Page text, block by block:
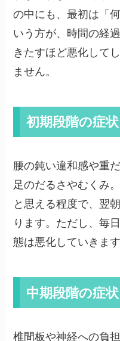
の中にも、最初は「
いう方が、時間の経
きたすほど悪化して
ません。
初期段階の症状
腰の鈍い違和感や重
足のだるさやむくみ
と思える程度で、翌
ります。ただし、毎
態は悪化していきます
中期段階の症状
椎間板や神経への負